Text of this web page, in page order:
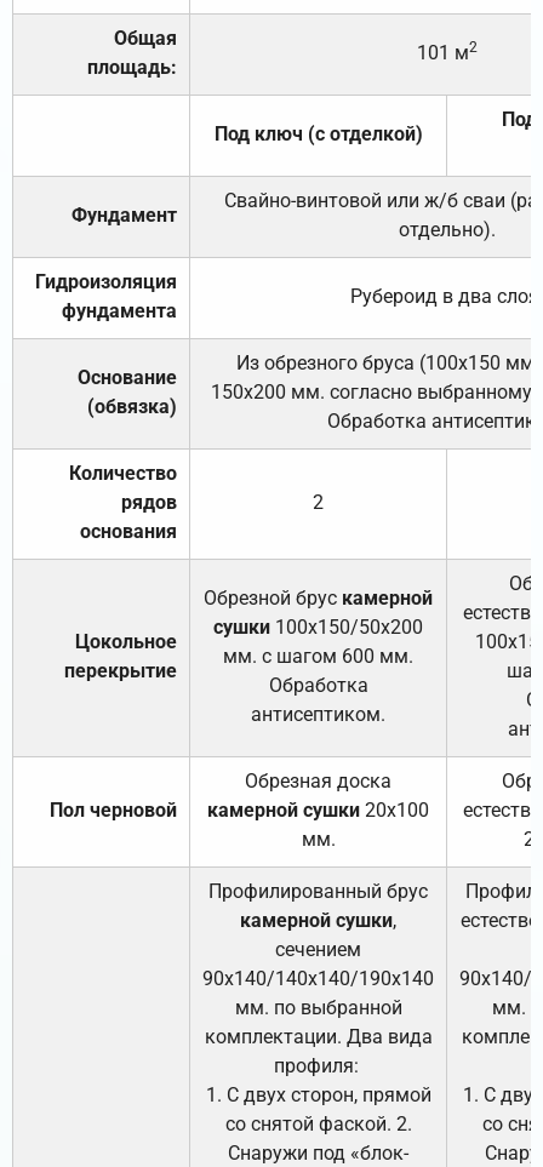
Общая
площадь:
101 м2
Под ключ (с отделкой)
Под
Фундамент
Свайно-винтовой или ж/б сваи
отдельно).
Гидроизоляция
фундамента
Рубероид в два слоя.
Основание
(обвязка)
Из обрезного бруса (100х150
150х200 мм. согласно выбранному
Обработка
Количество
рядов
основания
2
Цокольное
перекрытие
Обрезной брус камерной
сушки 100х150/50х200
мм. с шагом 600 мм.
Обработка
антисептиком.
Пол черновой
Обрезная доска
камерной сушки 20х100
мм.
Профилированный брус
камерной сушки,
сечением
90х140/140х140/190х140
мм. по выбранной
комплектации. Два вида
профиля:
1. С двух сторон, прямой
со снятой фаской. 2.
Снаружи под «блок-
90х140/
мм.
1. С
со